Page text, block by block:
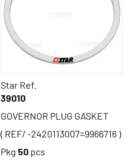
Star Ref.
39010
GOVERNOR PLUG GASKET
( REF/ -2420113007=9966716 )
Pkg 50 pcs